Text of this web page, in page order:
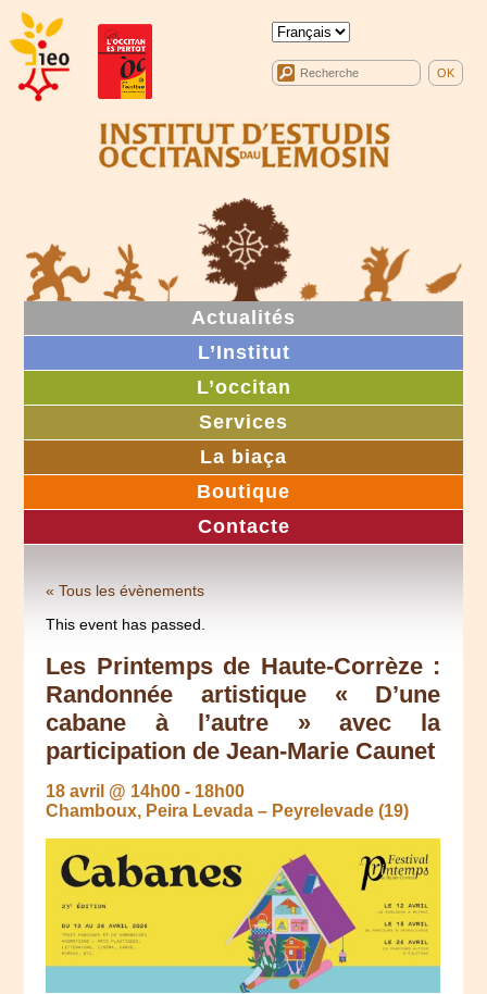
Actualités
L’Institut
L’occitan
Services
La biaça
Boutique
Contacte
« Tous les évènements
This event has passed.
Les Printemps de Haute-Corrèze :
Randonnée artistique « D’une
cabane à l’autre » avec la
participation de Jean-Marie Caunet
18 avril @ 14h00 - 18h00
Chamboux, Peira Levada – Peyrelevade (19)